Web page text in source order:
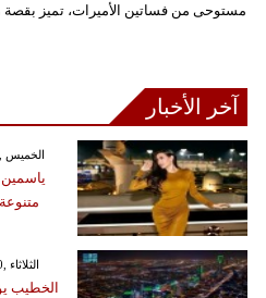
مستوحى من فساتين الأميرات، تميز
آخر الأخبار
GMT 18:37 2026 الخميس ,22 كانون الثاني / يناير
ياسمين
GMT 16:21 2026 الثلاثاء ,20 كانون الثاني / يناير
الخطيب